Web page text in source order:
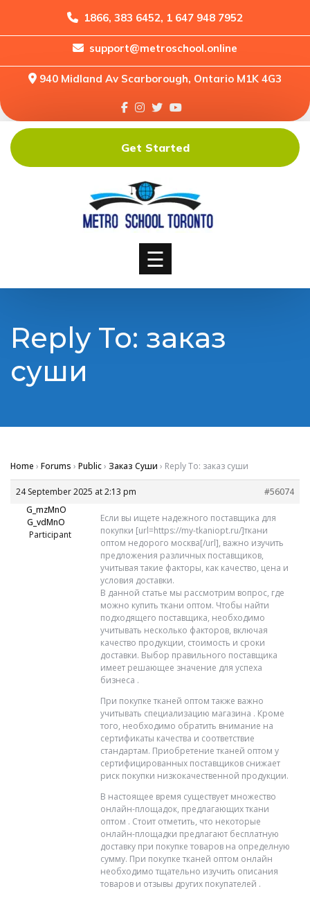
1866, 383 6452, 1 647 948 7952
support@metroschool.online
940 Midland Av Scarborough, Ontario M1K 4G3
Home
Forums
Downloads
Shop
☰
Get Started
Reply To: заказ
суши
Home › Forums › Public› Заказ Суши › Reply To: заказ суши
24 September 2025 at 2:13 pm
#56074
G_mzMnO
G_vdMnO
Participant
Если вы ищете надежного поставщика для
покупки [url=https://my-tkaniopt.ru/]ткани
оптом недорого москва[/url], важно изучить
предложения различных поставщиков,
учитывая такие факторы, как качество, цена и
условия доставки.
В данной статье мы рассмотрим вопрос, где
можно купить ткани оптом. Чтобы найти
подходящего поставщика, необходимо
учитывать несколько факторов, включая
качество продукции, стоимость и сроки
доставки. Выбор правильного поставщика
имеет решающее значение для успеха
бизнеса .
При покупке тканей оптом также важно
учитывать специализацию магазина . Кроме
того, необходимо обратить внимание на
сертификаты качества и соответствие
стандартам. Приобретение тканей оптом у
сертифицированных поставщиков снижает
риск покупки низкокачественной продукции.
В настоящее время существует множество
онлайн-площадок, предлагающих ткани
оптом . Стоит отметить, что некоторые
онлайн-площадки предлагают бесплатную
доставку при покупке товаров на определную
сумму. При покупке тканей оптом онлайн
необходимо тщательно изучить описания
товаров и отзывы других покупателей .